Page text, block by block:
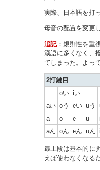
実際、日本語を打
母音の配置を変更
追記：規則性を重
漢語に多くなく、
てしまった。よっ
2打鍵目
oい iい
aい oう eい uう
a
o e u
i
aん oん eん uん
最上段は基本的に
えば使わなくなる